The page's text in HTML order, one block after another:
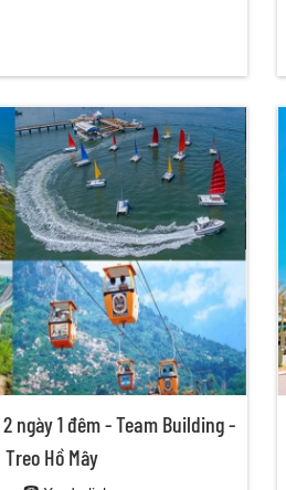
ngày 1 đêm - Team Building -
Hồ Mây